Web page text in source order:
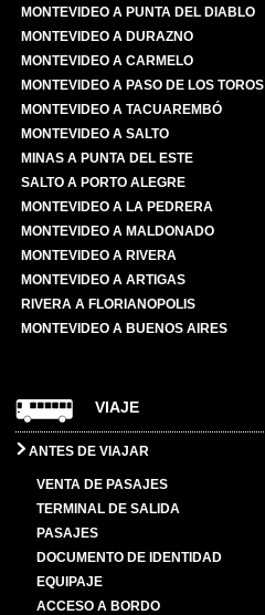
MONTEVIDEO A PUNTA DEL DIABLO
MONTEVIDEO A DURAZNO
MONTEVIDEO A CARMELO
MONTEVIDEO A PASO DE LOS TOROS
MONTEVIDEO A TACUAREMBÓ
MONTEVIDEO A SALTO
MINAS A PUNTA DEL ESTE
SALTO A PORTO ALEGRE
MONTEVIDEO A LA PEDRERA
MONTEVIDEO A MALDONADO
MONTEVIDEO A RIVERA
MONTEVIDEO A ARTIGAS
RIVERA A FLORIANOPOLIS
MONTEVIDEO A BUENOS AIRES
VIAJE
ANTES DE VIAJAR
VENTA DE PASAJES
TERMINAL DE SALIDA
PASAJES
DOCUMENTO DE IDENTIDAD
EQUIPAJE
ACCESO A BORDO